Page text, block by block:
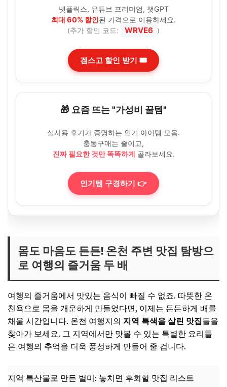
넷플릭스, 유튜브 프리미엄, 챗GPT
최대 60% 할인된 가격으로 이용하세요.
(추가 할인 코드: WRVE6 )
겜스고 할인 받기 🎟️
🎁 요즘 뜨는 "가성비 꿀템"
실사용 후기가 증명하는 인기 아이템 모음.
충동구매는 줄이고,
진짜 필요한 것만 똑똑하게 골라보세요.
인기템 구경하기 👉
몸도 마음도 든든! 온천 주변 맛집 탐방으
로 여행의 즐거움 두 배
여행의 즐거움에서 맛있는 음식이 빠질 수 없죠. 따뜻한 온
천욕으로 몸을 개운하게 만들었다면, 이제는 든든하게 배를
채울 시간입니다. 온천 여행지의 지역 특색을 살린 맛집들을
찾아가 보세요. 그 지역에서만 맛볼 수 있는 특별한 요리들
은 여행의 추억을 더욱 풍성하게 만들어 줄 겁니다.
지역 특산물로 만든 별미: 놓치면 후회할 맛집 리스트